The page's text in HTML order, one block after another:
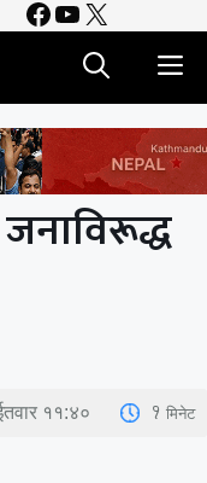
Facebook
YouTube
X
११:४० 1 मिनेट